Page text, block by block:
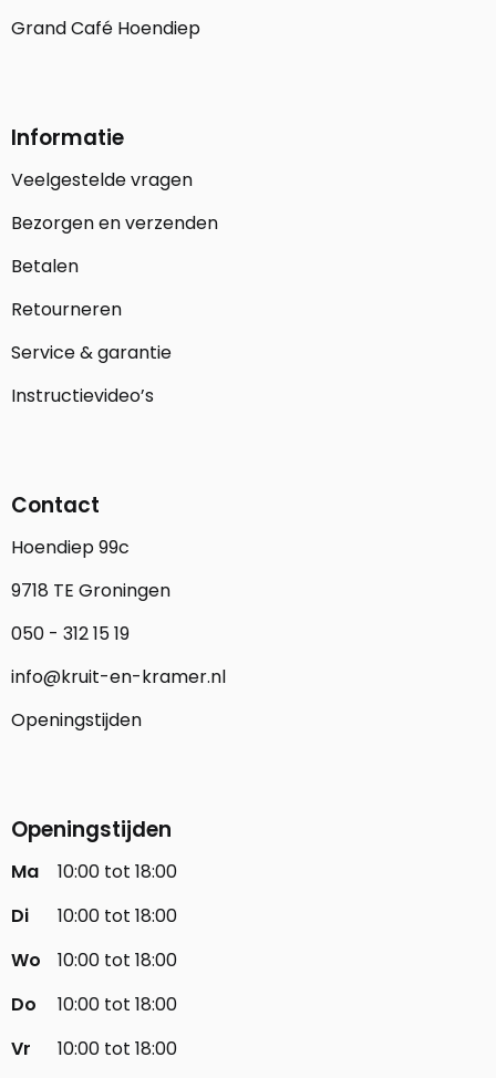
Grand Café Hoendiep
Informatie
Veelgestelde vragen
Bezorgen en verzenden
Betalen
Retourneren
Service & garantie
Instructievideo’s
Contact
Hoendiep 99c
9718 TE Groningen
050 - 312 15 19
info@kruit-en-kramer.nl
Openingstijden
Openingstijden
Ma
10:00 tot 18:00
Di
10:00 tot 18:00
Wo
10:00 tot 18:00
Do
10:00 tot 18:00
Vr
10:00 tot 18:00